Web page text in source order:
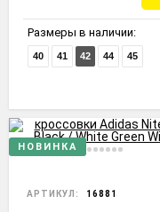
Размеры в наличии:
40 41 42 44 45
НОВИНКА
АРТИКУЛ: 16881